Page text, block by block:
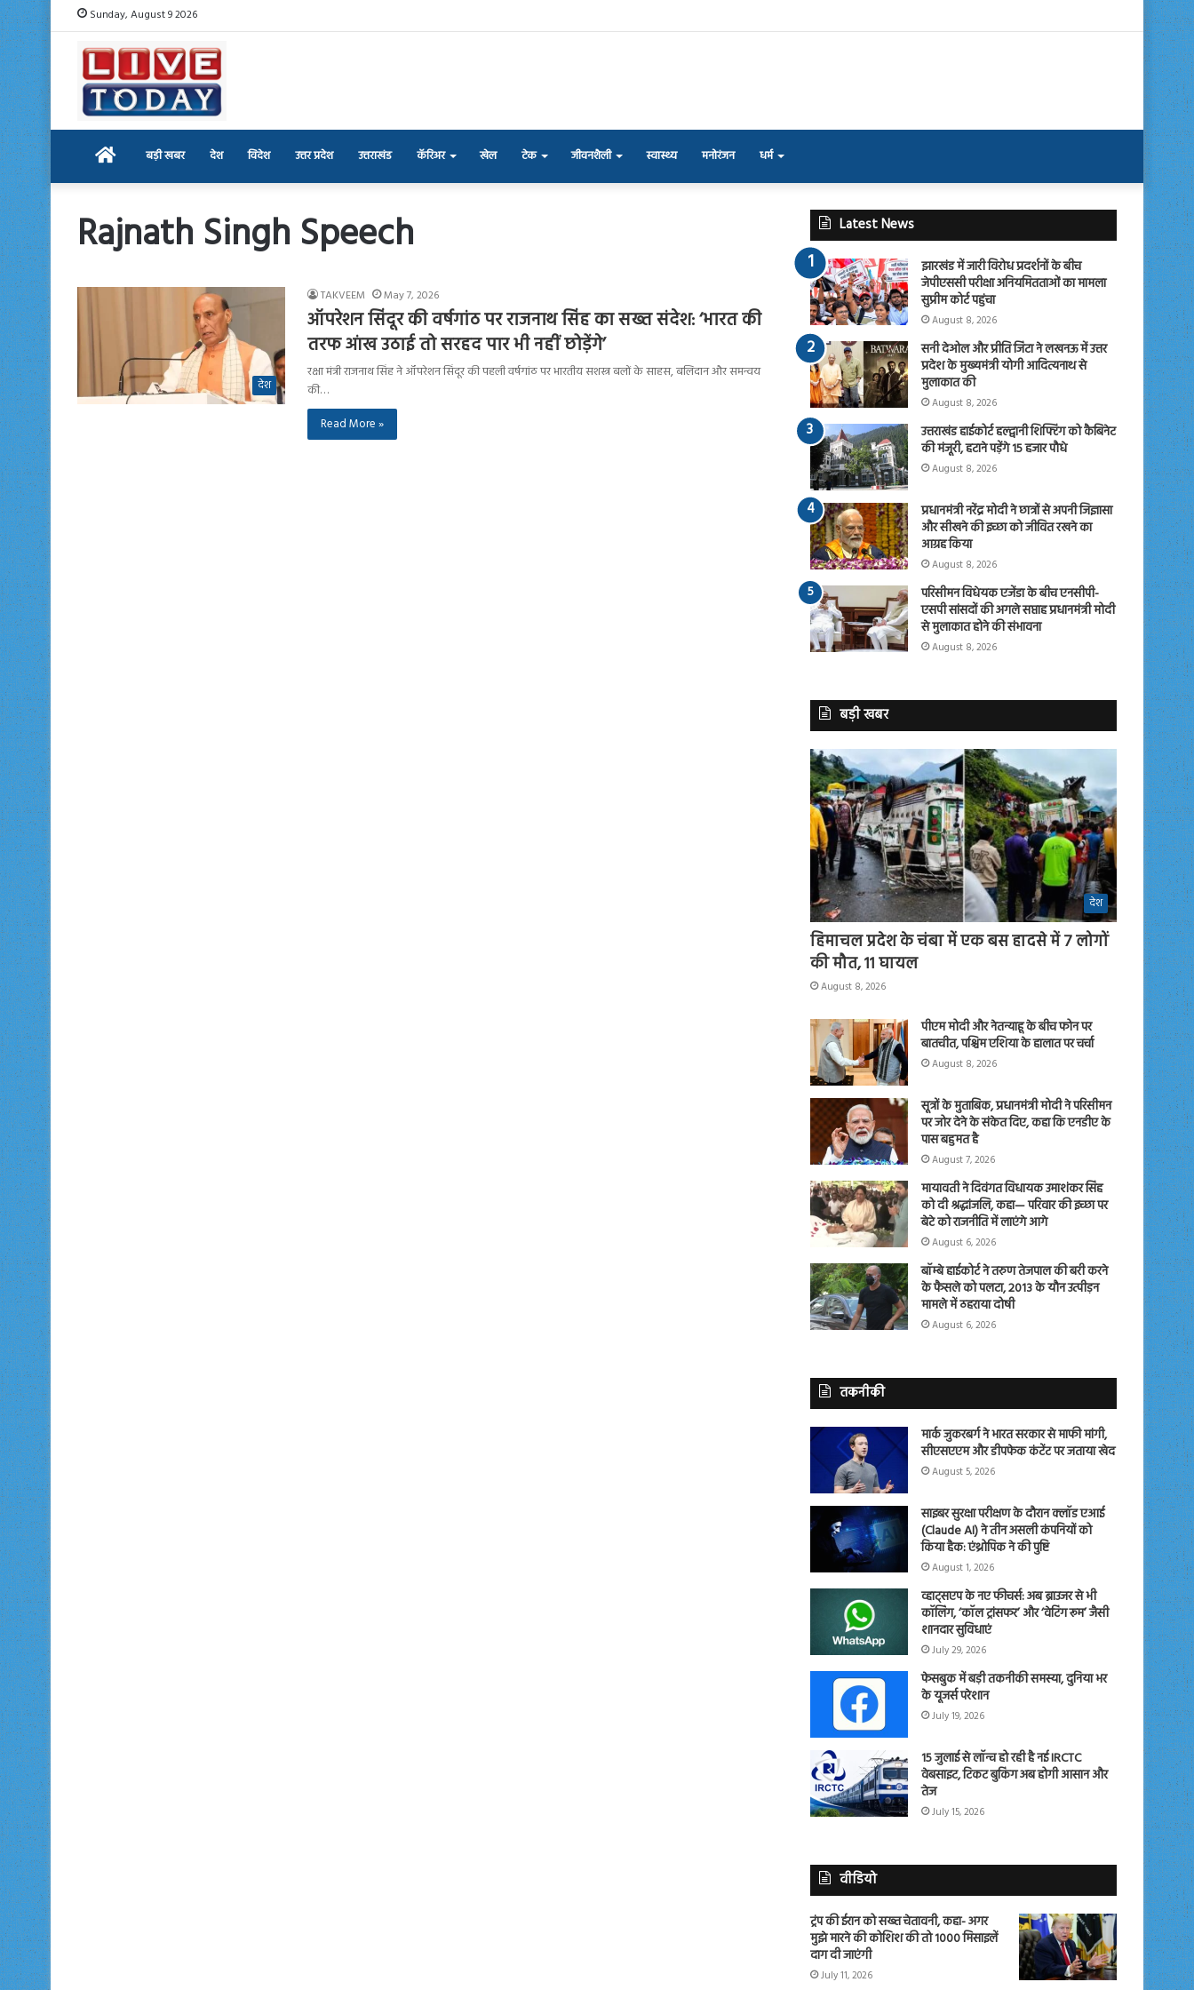
Sunday, August 9 2026
Home बड़ी खबर देश विदेश उत्तर प्रदेश उत्तराखंड कॅरिअर खेल टेक जीवनशैली स्वास्थ्य मनोरंजन धर्म
Rajnath Singh Speech
देश
TAKVEEM May 7, 2026
ऑपरेशन सिंदूर की वर्षगांठ पर राजनाथ सिंह का सख्त संदेश: ‘भारत की
तरफ आंख उठाई तो सरहद पार भी नहीं छोड़ेंगे’
रक्षा मंत्री राजनाथ सिंह ने ऑपरेशन सिंदूर की पहली वर्षगांठ पर भारतीय सशस्त्र बलों के साहस, बलिदान और समन्वय
की…
Read More »
Latest News
झारखंड में जारी विरोध प्रदर्शनों के बीच
जेपीएससी परीक्षा अनियमितताओं का मामला
सुप्रीम कोर्ट पहुंचा
August 8, 2026
सनी देओल और प्रीति जिंटा ने लखनऊ में उत्तर
प्रदेश के मुख्यमंत्री योगी आदित्यनाथ से
मुलाकात की
August 8, 2026
उत्तराखंड हाईकोर्ट हल्द्वानी शिफ्टिंग को कैबिनेट
की मंजूरी, हटाने पड़ेंगे 15 हजार पौधे
August 8, 2026
प्रधानमंत्री नरेंद्र मोदी ने छात्रों से अपनी जिज्ञासा
और सीखने की इच्छा को जीवित रखने का
आग्रह किया
August 8, 2026
परिसीमन विधेयक एजेंडा के बीच एनसीपी-
एसपी सांसदों की अगले सप्ताह प्रधानमंत्री मोदी
से मुलाकात होने की संभावना
August 8, 2026
बड़ी खबर
देश
हिमाचल प्रदेश के चंबा में एक बस हादसे में 7 लोगों
की मौत, 11 घायल
August 8, 2026
पीएम मोदी और नेतन्याहू के बीच फोन पर
बातचीत, पश्चिम एशिया के हालात पर चर्चा
August 8, 2026
सूत्रों के मुताबिक, प्रधानमंत्री मोदी ने परिसीमन
पर जोर देने के संकेत दिए, कहा कि एनडीए के
पास बहुमत है
August 7, 2026
मायावती ने दिवंगत विधायक उमाशंकर सिंह
को दी श्रद्धांजलि, कहा— परिवार की इच्छा पर
बेटे को राजनीति में लाएंगे आगे
August 6, 2026
बॉम्बे हाईकोर्ट ने तरुण तेजपाल की बरी करने
के फैसले को पलटा, 2013 के यौन उत्पीड़न
मामले में ठहराया दोषी
August 6, 2026
तकनीकी
मार्क जुकरबर्ग ने भारत सरकार से माफी मांगी,
सीएसएएम और डीपफेक कंटेंट पर जताया खेद
August 5, 2026
साइबर सुरक्षा परीक्षण के दौरान क्लॉड एआई
(Claude AI) ने तीन असली कंपनियों को
किया हैक: एंथ्रोपिक ने की पुष्टि
August 1, 2026
व्हाट्सएप के नए फीचर्स: अब ब्राउजर से भी
कॉलिंग, ‘कॉल ट्रांसफर’ और ‘वेटिंग रूम’ जैसी
शानदार सुविधाएं
July 29, 2026
फेसबुक में बड़ी तकनीकी समस्या, दुनिया भर
के यूजर्स परेशान
July 19, 2026
15 जुलाई से लॉन्च हो रही है नई IRCTC
वेबसाइट, टिकट बुकिंग अब होगी आसान और
तेज
July 15, 2026
वीडियो
ट्रंप की ईरान को सख्त चेतावनी, कहा- अगर
मुझे मारने की कोशिश की तो 1000 मिसाइलें
दाग दी जाएंगी
July 11, 2026